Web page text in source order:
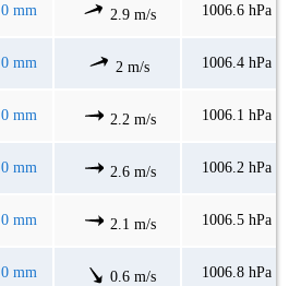
0 mm 2.9 m/s 1006.6 hPa
0 mm 2 m/s 1006.4 hPa
0 mm 2.2 m/s 1006.1 hPa
0 mm 2.6 m/s 1006.2 hPa
0 mm 2.1 m/s 1006.5 hPa
0 mm 0.6 m/s 1006.8 hPa